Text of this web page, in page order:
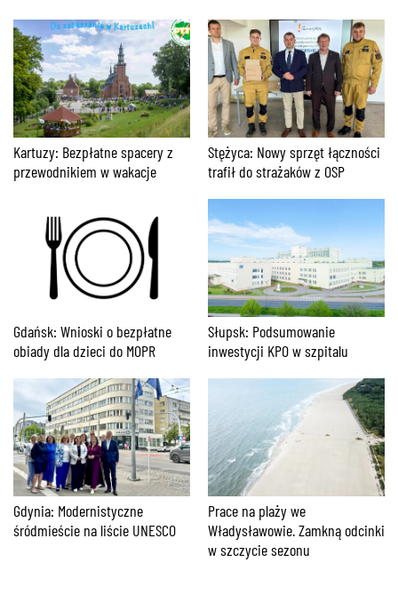
Kartuzy: Bezpłatne spacery z
przewodnikiem w wakacje
Stężyca: Nowy sprzęt łączności
trafił do strażaków z OSP
Gdańsk: Wnioski o bezpłatne
obiady dla dzieci do MOPR
Słupsk: Podsumowanie
inwestycji KPO w szpitalu
Gdynia: Modernistyczne
śródmieście na liście UNESCO
Prace na plaży we
Władysławowie. Zamkną odcinki
w szczycie sezonu